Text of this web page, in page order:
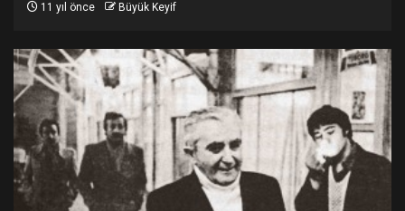
11 yıl önce Büyük Keyif